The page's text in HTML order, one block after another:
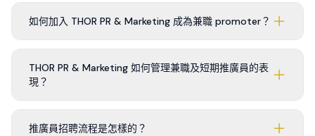
如何加入 THOR PR & Marketing 成為兼職 promoter？
THOR PR & Marketing 如何管理兼職及短期推廣員的表
現？
推廣員招聘流程是怎樣的？